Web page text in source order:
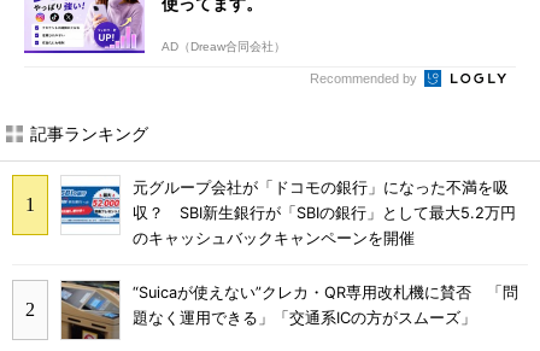
AD（Dreaw合同会社）
Recommended by
記事ランキング
元グループ会社が「ドコモの銀行」になった不満を吸
収？ SBI新生銀行が「SBIの銀行」として最大5.2万円
のキャッシュバックキャンペーンを開催
“Suicaが使えない”クレカ・QR専用改札機に賛否 「問
題なく運用できる」「交通系ICの方がスムーズ」